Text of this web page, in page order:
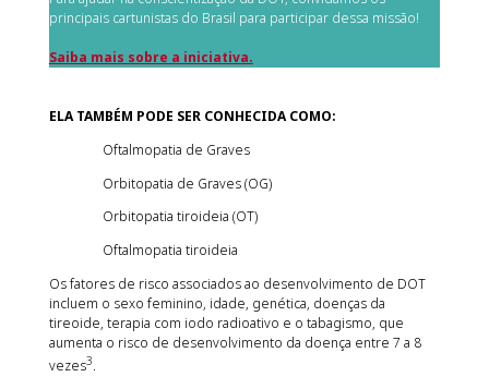
principais cartunistas do Brasil para participar dessa missão!
Saiba mais sobre a iniciativa.
ELA TAMBÉM PODE SER CONHECIDA COMO:
Oftalmopatia de Graves
Orbitopatia de Graves (OG)
Orbitopatia tiroideia (OT)
Oftalmopatia tiroideia
Os fatores de risco associados ao desenvolvimento de DOT
incluem o sexo feminino, idade, genética, doenças da
tireoide, terapia com iodo radioativo e o tabagismo, que
aumenta o risco de desenvolvimento da doença entre 7 a 8
vezes3.